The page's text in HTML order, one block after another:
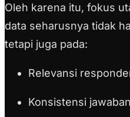
Oleh karena itu, fokus
data seharusnya tidak
tetapi juga pada:
Relevansi
Konsistensi jawaban